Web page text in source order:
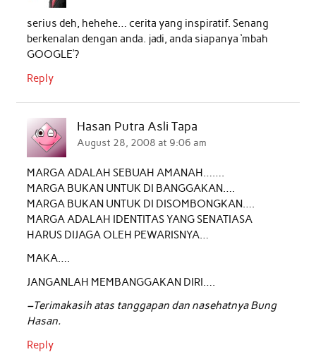
serius deh, hehehe… cerita yang inspiratif. Senang
berkenalan dengan anda. jadi, anda siapanya ‘mbah
GOOGLE’?
Reply
Hasan Putra Asli Tapa
August 28, 2008 at 9:06 am
MARGA ADALAH SEBUAH AMANAH…….
MARGA BUKAN UNTUK DI BANGGAKAN….
MARGA BUKAN UNTUK DI DISOMBONGKAN….
MARGA ADALAH IDENTITAS YANG SENATIASA
HARUS DIJAGA OLEH PEWARISNYA…
MAKA….
JANGANLAH MEMBANGGAKAN DIRI….
–Terimakasih atas tanggapan dan nasehatnya Bung
Hasan.
Reply